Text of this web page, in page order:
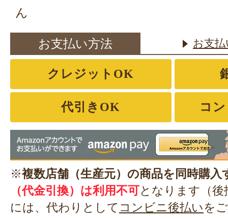
ん
お支払い方法 お支
クレジットOK
代引きOK コ
※複数店舗（生産元）の商品を同時購入
（代金引換）は利用不可となります（
には、代わりとして コンビニ後払いを